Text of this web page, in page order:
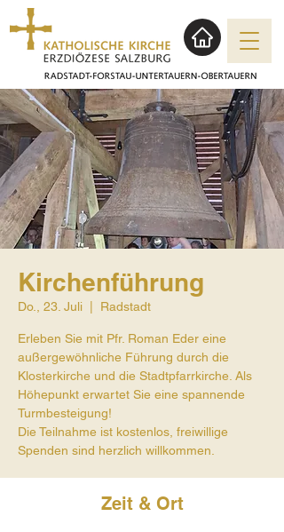
Kirchenführung
Do., 23. Juli Radstadt
Erleben Sie mit Pfr. Roman Eder eine
außergewöhnliche Führung durch die
Klosterkirche und die Stadtpfarrkirche. Als
Höhepunkt erwartet Sie eine spannende
Turmbesteigung!
Die Teilnahme ist kostenlos, freiwillige
Spenden sind herzlich willkommen.
Zeit & Ort